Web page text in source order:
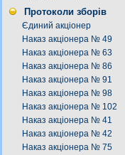
Протоколи зборів
Єдиний акціонер
Наказ акціонера № 49
Наказ акціонера № 63
Наказ акціонера № 86
Наказ акціонера № 91
Наказ акціонера № 98
Наказ акціонера № 102
Наказ акціонера № 41
Наказ акціонера № 42
Наказ акціонера № 75